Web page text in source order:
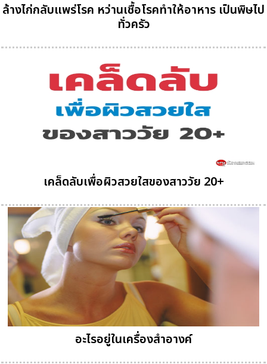
ล้างไก่กลับแพร่โรค หว่านเชื้อโรคทำให้อาหาร เป็นพิษไป
ทั่วครัว
เคล็ดลับเพื่อผิวสวยใสของสาววัย 20+
อะไรอยู่ในเครื่องสำอางค์